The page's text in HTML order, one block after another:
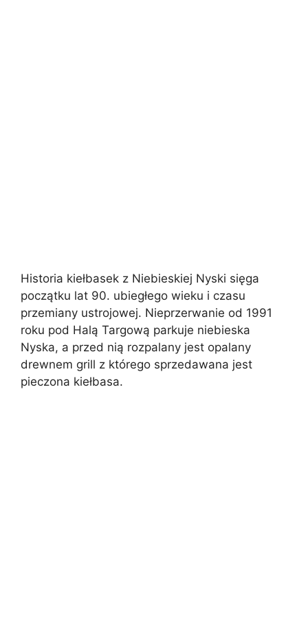
Historia kiełbasek z Niebieskiej Nyski sięga
początku lat 90. ubiegłego wieku i czasu
przemiany ustrojowej. Nieprzerwanie od 1991
roku pod Halą Targową parkuje niebieska
Nyska, a przed nią rozpalany jest opalany
drewnem grill z którego sprzedawana jest
pieczona kiełbasa.